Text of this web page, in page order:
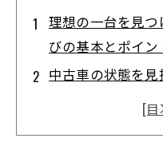
理想の一台を見
びの基本とポイン
中古車の状態を
ぶためのチェック